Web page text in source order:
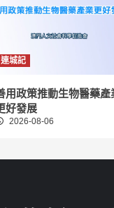
連城記
用政策推動生物醫藥產
好發展
2026-08-06